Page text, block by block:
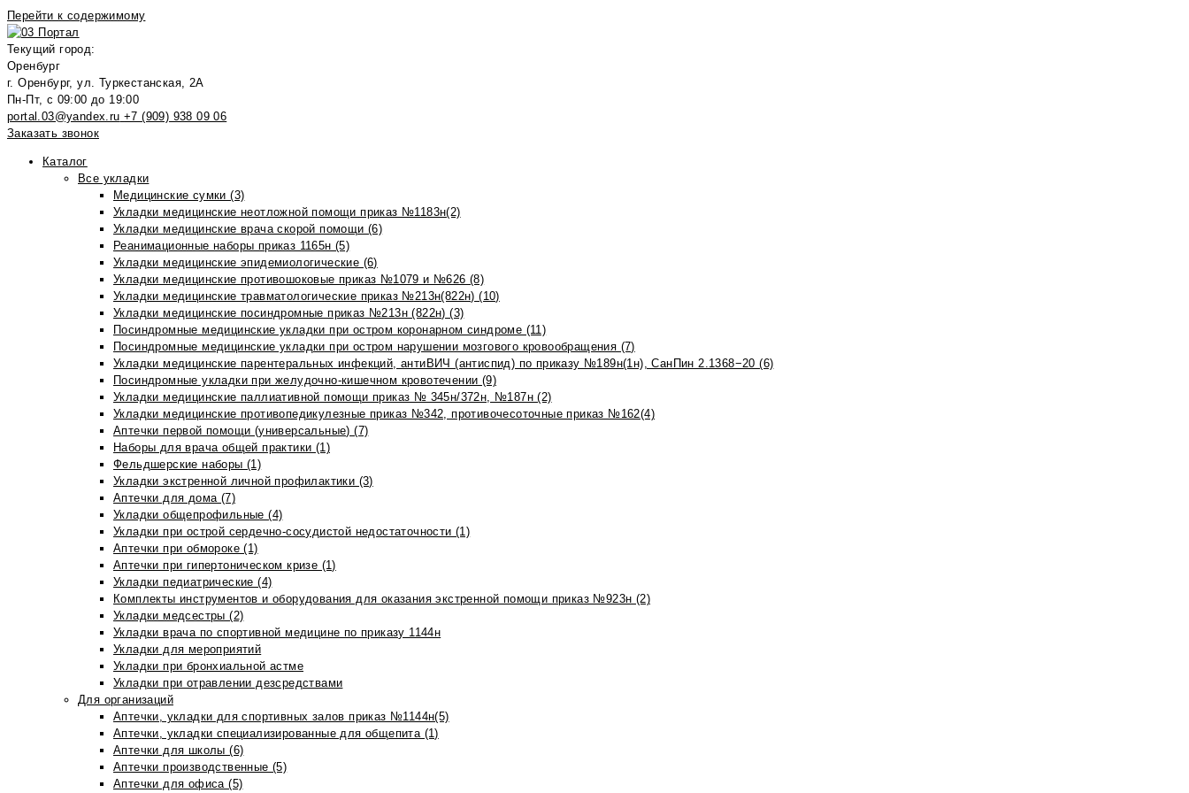
Перейти к содержимому
Текущий город:
Оренбург
г. Оренбург, ул. Туркестанская, 2А
Пн-Пт, с 09:00 до 19:00
portal.03@yandex.ru +7 (909) 938 09 06
Заказать звонок
Каталог
Все укладки
Медицинские сумки (3)
Укладки медицинские неотложной помощи приказ №1183н(2)
Укладки медицинские врача скорой помощи (6)
Реанимационные наборы приказ 1165н (5)
Укладки медицинские эпидемиологические (6)
Укладки медицинские противошоковые приказ №1079 и №626 (8)
Укладки медицинские травматологические приказ №213н(822н) (10)
Укладки медицинские посиндромные приказ №213н (822н) (3)
Посиндромные медицинские укладки при остром коронарном синдроме (11)
Посиндромные медицинские укладки при остром нарушении мозгового кровообращения (7)
Укладки медицинские парентеральных инфекций, антиВИЧ (антиспид) по приказу №189н(1н), СанПин 2.1368−20 (6)
Посиндромные укладки при желудочно-кишечном кровотечении (9)
Укладки медицинские паллиативной помощи приказ № 345н/372н, №187н (2)
Укладки медицинские противопедикулезные приказ №342, противочесоточные приказ №162(4)
Аптечки первой помощи (универсальные) (7)
Наборы для врача общей практики (1)
Фельдшерские наборы (1)
Укладки экстренной личной профилактики (3)
Аптечки для дома (7)
Укладки общепрофильные (4)
Укладки при острой сердечно-сосудистой недостаточности (1)
Аптечки при обмороке (1)
Аптечки при гипертоническом кризе (1)
Укладки педиатрические (4)
Комплекты инструментов и оборудования для оказания экстренной помощи приказ №923н (2)
Укладки медсестры (2)
Укладки врача по спортивной медицине по приказу 1144н
Укладки для мероприятий
Укладки при бронхиальной астме
Укладки при отравлении дезсредствами
Для организаций
Аптечки, укладки для спортивных залов приказ №1144н(5)
Аптечки, укладки специализированные для общепита (1)
Аптечки для школы (6)
Аптечки производственные (5)
Аптечки для офиса (5)